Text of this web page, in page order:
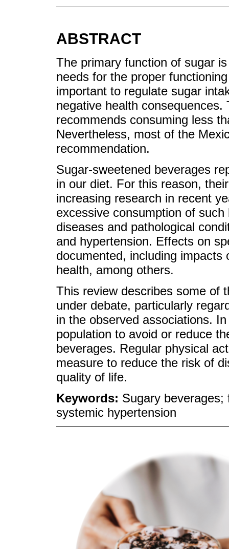
ABSTRACT
The primary function of sugar
needs for the proper
important to regulate sugar
negative health
recommends consuming less
Nevertheless, most of the
recommendation.
Sugar-sweetened beverages
in our diet. For this reason,
increasing research in recent
excessive consumption of
diseases and pathological
and hypertension. Effects on
documented, including
health, among others.
This review describes some of
under debate, particularly
in the observed associations.
population to avoid or reduce
beverages. Regular physical
measure to reduce the risk of
quality of life.
Keywords: Sugary
systemic hypertension